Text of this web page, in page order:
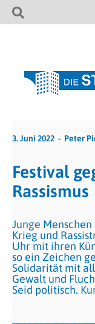
3. Juni 2022 Peter
Festival
Rassismus
Junge
Krieg und
Uhr mit ihren
so ein Zeichen
Solidarität mit
Gewalt und
Seid politisch.